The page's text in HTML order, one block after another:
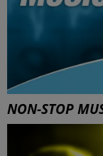
NON-STOP